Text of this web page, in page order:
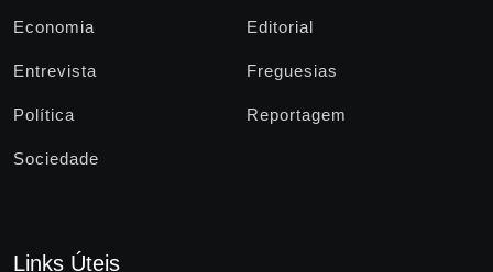
Economia Editorial
Entrevista Freguesias
Política Reportagem
Sociedade
Links Úteis